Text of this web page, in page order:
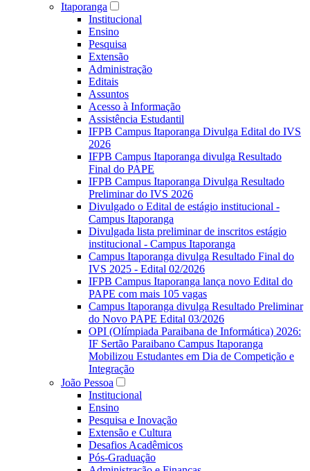
Itaporanga
Institucional
Ensino
Pesquisa
Extensão
Administração
Editais
Assuntos
Acesso à Informação
Assistência Estudantil
IFPB Campus Itaporanga Divulga Edital do IVS
2026
IFPB Campus Itaporanga divulga Resultado
Final do PAPE
IFPB Campus Itaporanga Divulga Resultado
Preliminar do IVS 2026
Divulgado o Edital de estágio institucional -
Campus Itaporanga
Divulgada lista preliminar de inscritos estágio
institucional - Campus Itaporanga
Campus Itaporanga divulga Resultado Final do
IVS 2025 - Edital 02/2026
IFPB Campus Itaporanga lança novo Edital do
PAPE com mais 105 vagas
Campus Itaporanga divulga Resultado Preliminar
do Novo PAPE Edital 03/2026
OPI (Olímpiada Paraibana de Informática) 2026:
IF Sertão Paraibano Campus Itaporanga
Mobilizou Estudantes em Dia de Competição e
Integração
João Pessoa
Institucional
Ensino
Pesquisa e Inovação
Extensão e Cultura
Desafios Acadêmicos
Pós-Graduação